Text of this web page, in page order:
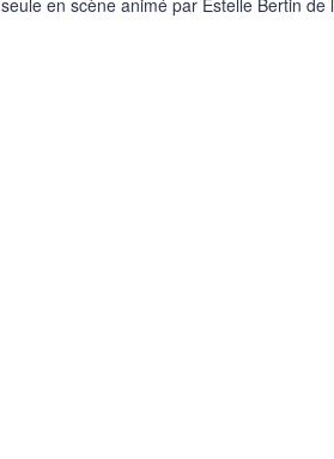
seule en scène animé par Estelle Bertin de